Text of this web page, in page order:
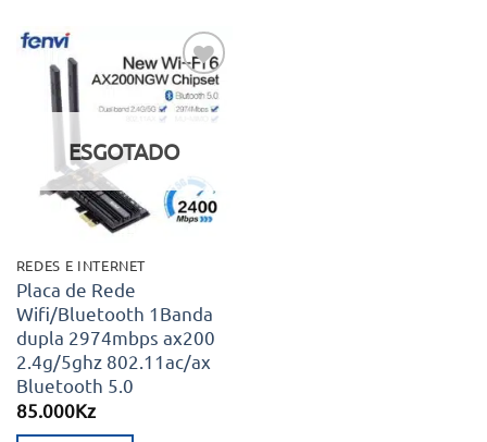
Adicionar
aos meus
ESGOTADO
REDES E INTERNET
Placa de Rede
Wifi/Bluetooth 1Banda
dupla 2974mbps ax200
2.4g/5ghz 802.11ac/ax
Bluetooth 5.0
85.000Kz